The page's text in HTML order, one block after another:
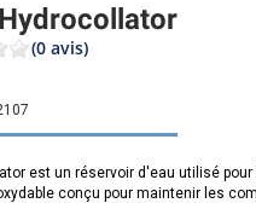
(0 avis)
est un réservoir d'eau utilisé
conçu pour maintenir les